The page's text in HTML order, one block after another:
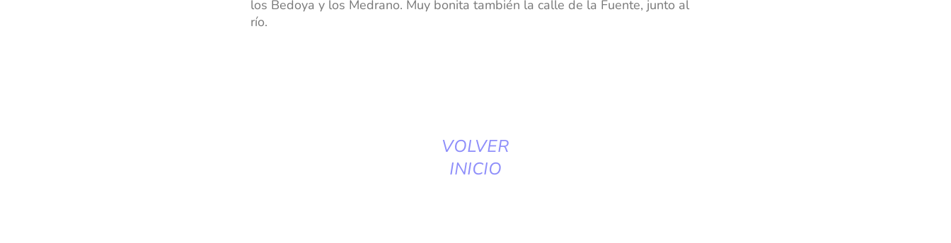
los Bedoya y los Medrano. Muy bonita también la calle de la Fuente, junto al
río.
VOLVER
INICIO